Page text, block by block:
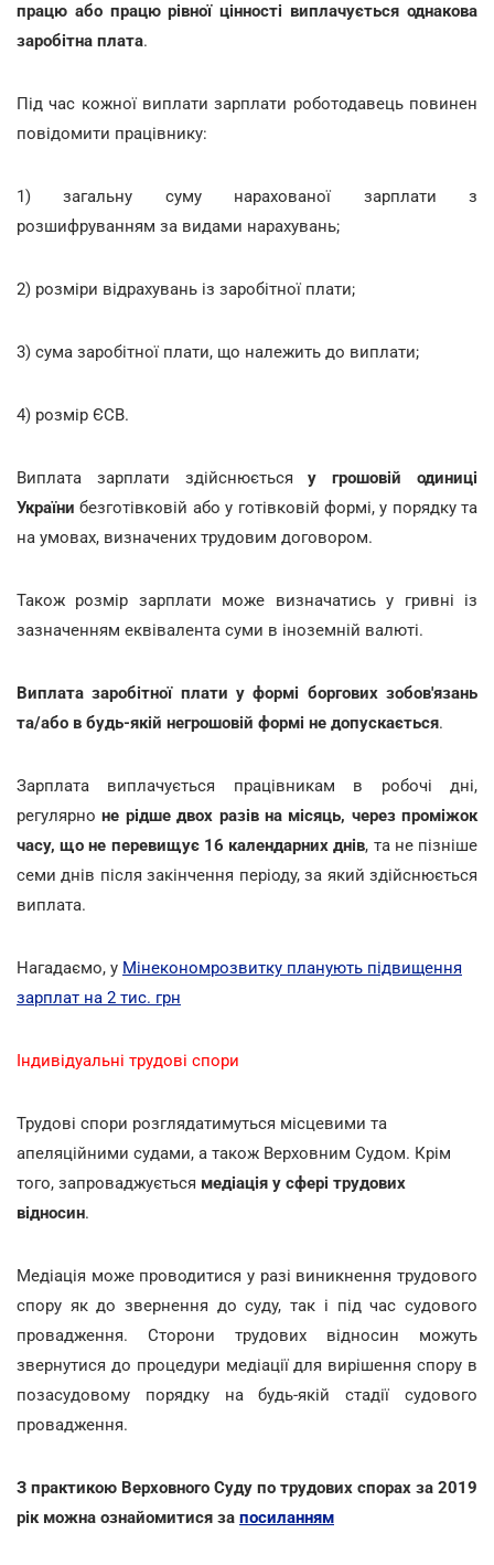
працю або працю рівної цінності виплачується однакова
заробітна плата.
Під час кожної виплати зарплати роботодавець повинен
повідомити працівнику:
1) загальну суму нарахованої зарплати з
розшифруванням за видами нарахувань;
2) розміри відрахувань із заробітної плати;
3) сума заробітної плати, що належить до виплати;
4) розмір ЄСВ.
Виплата зарплати здійснюєтьсяу грошовій одиниці
України безготівковій або у готівковій формі, у порядку та
на умовах, визначених трудовим договором.
Також розмір зарплати може визначатись у гривні із
зазначенням еквівалента суми в іноземній валюті.
Виплата заробітної плати у формі боргових зобов'язань
та/або в будь-якій негрошовій формі не допускається.
Зарплата виплачується працівникам в робочі дні,
регулярноне рідше двох разів на місяць, через проміжок
часу, що не перевищує 16 календарних днів, та не пізніше
семи днів після закінчення періоду, за який здійснюється
виплата.
Нагадаємо, у Мінекономрозвитку планують підвищення
зарплат на 2 тис. грн
Індивідуальні трудові спори
Трудові спори розглядатимуться місцевими та
апеляційними судами, а також Верховним Судом. Крім
того, запроваджується медіація у сфері трудових
відносин.
Медіація може проводитися у разі виникнення трудового
спору як до звернення до суду, так і під час судового
провадження. Сторони трудових відносин можуть
звернутися до процедури медіації для вирішення спору в
позасудовому порядку на будь-якій стадії судового
провадження.
З практикою Верховного Суду по трудових спорах за 2019
рік можна ознайомитися за посиланням